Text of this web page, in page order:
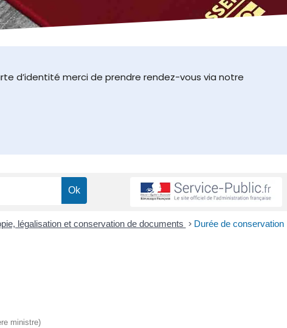
d’identité merci de prendre rendez-vous via notre
légalisation et conservation de documents > Durée de conservation
ministre)